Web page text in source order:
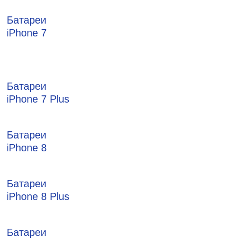
Батареи
iPhone 7
Батареи
iPhone 7 Plus
Батареи
iPhone 8
Батареи
iPhone 8 Plus
Батареи